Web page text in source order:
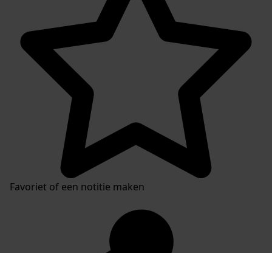
Favoriet of een notitie maken